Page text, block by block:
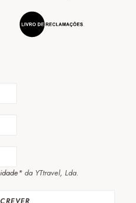
da YTtravel, Lda.